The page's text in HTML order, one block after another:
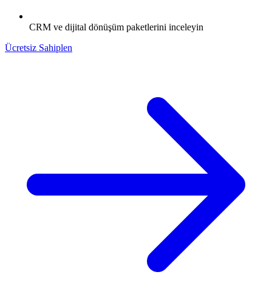
CRM ve dijital dönüşüm paketlerini inceleyin
Ücretsiz Sahiplen